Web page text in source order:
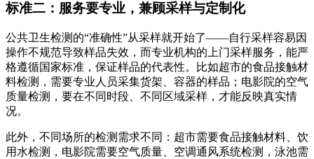
标准二：服务要专业，兼顾采样与定制化
公共卫生检测的“准确性”从采样就开始了——自行采样容易因
操作不规范导致样品失效，而专业机构的上门采样服务，能严
格遵循国家标准，保证样品的代表性。比如超市的食品接触材
料检测，需要专业人员采集货架、容器的样品；电影院的空气
质量检测，要在不同时段、不同区域采样，才能反映真实情
况。
此外，不同场所的检测需求不同：超市需要食品接触材料、饮
用水检测，电影院需要空气质量、空调通风系统检测，泳池需